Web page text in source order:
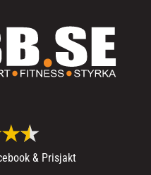
& Prisjakt